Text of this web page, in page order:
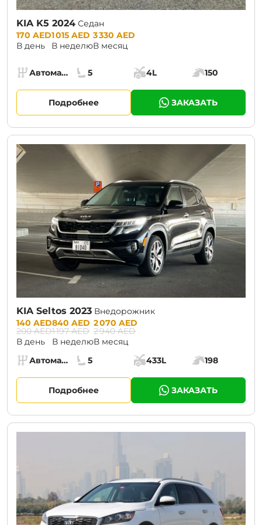
KIA K5 2024 Седан
Prices:
170 AED
В день
1 015 AED
В неделю
3 330 AED
В месяц
Specs:
Коробка передач:
Автомат (АКПП)
Места:
5
Объём багажника:
4L
Мощность
150
Подробнее ЗАКАЗАТЬ
KIA Seltos 2023 Внедорожник
CURRENT PROMOTION:
30% OFF
Prices:
140 AED
200 AED
В день
840 AED
1 197 AED
В неделю
2 070 AED
2 940 AED
В месяц
Specs:
Коробка передач:
Автомат (АКПП)
Места:
5
Объём багажника:
433L
Мощность
198
Подробнее ЗАКАЗАТЬ